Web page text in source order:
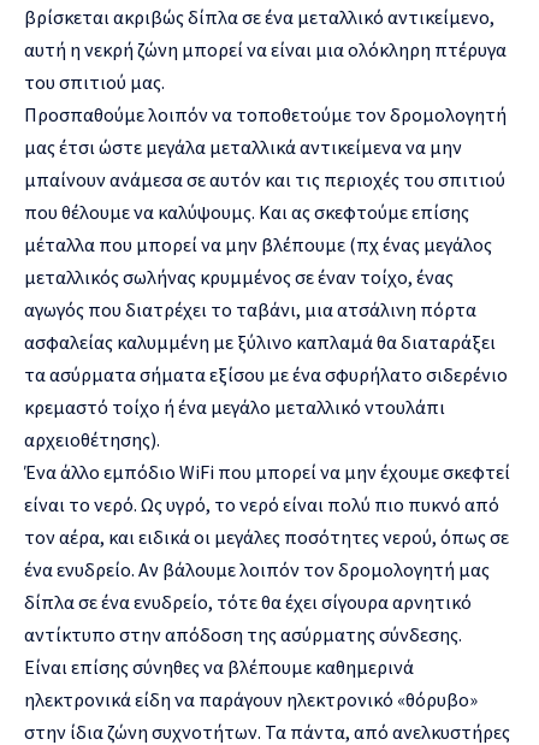
βρίσκεται ακριβώς δίπλα σε ένα μεταλλικό αντικείμενο,
αυτή η νεκρή ζώνη μπορεί να είναι μια ολόκληρη πτέρυγα
του σπιτιού μας.
Προσπαθούμε λοιπόν να τοποθετούμε τον δρομολογητή
μας έτσι ώστε μεγάλα μεταλλικά αντικείμενα να μην
μπαίνουν ανάμεσα σε αυτόν και τις περιοχές του σπιτιού
που θέλουμε να καλύψουμς. Και ας σκεφτούμε επίσης
μέταλλα που μπορεί να μην βλέπουμε (πχ ένας μεγάλος
μεταλλικός σωλήνας κρυμμένος σε έναν τοίχο, ένας
αγωγός που διατρέχει το ταβάνι, μια ατσάλινη πόρτα
ασφαλείας καλυμμένη με ξύλινο καπλαμά θα διαταράξει
τα ασύρματα σήματα εξίσου με ένα σφυρήλατο σιδερένιο
κρεμαστό τοίχο ή ένα μεγάλο μεταλλικό ντουλάπι
αρχειοθέτησης).
Ένα άλλο εμπόδιο WiFi που μπορεί να μην έχουμε σκεφτεί
είναι το νερό. Ως υγρό, το νερό είναι πολύ πιο πυκνό από
τον αέρα, και ειδικά οι μεγάλες ποσότητες νερού, όπως σε
ένα ενυδρείο. Αν βάλουμε λοιπόν τον δρομολογητή μας
δίπλα σε ένα ενυδρείο, τότε θα έχει σίγουρα αρνητικό
αντίκτυπο στην απόδοση της ασύρματης σύνδεσης.
Είναι επίσης σύνηθες να βλέπουμε καθημερινά
ηλεκτρονικά είδη να παράγουν ηλεκτρονικό «θόρυβο»
στην ίδια ζώνη συχνοτήτων. Τα πάντα, από ανελκυστήρες